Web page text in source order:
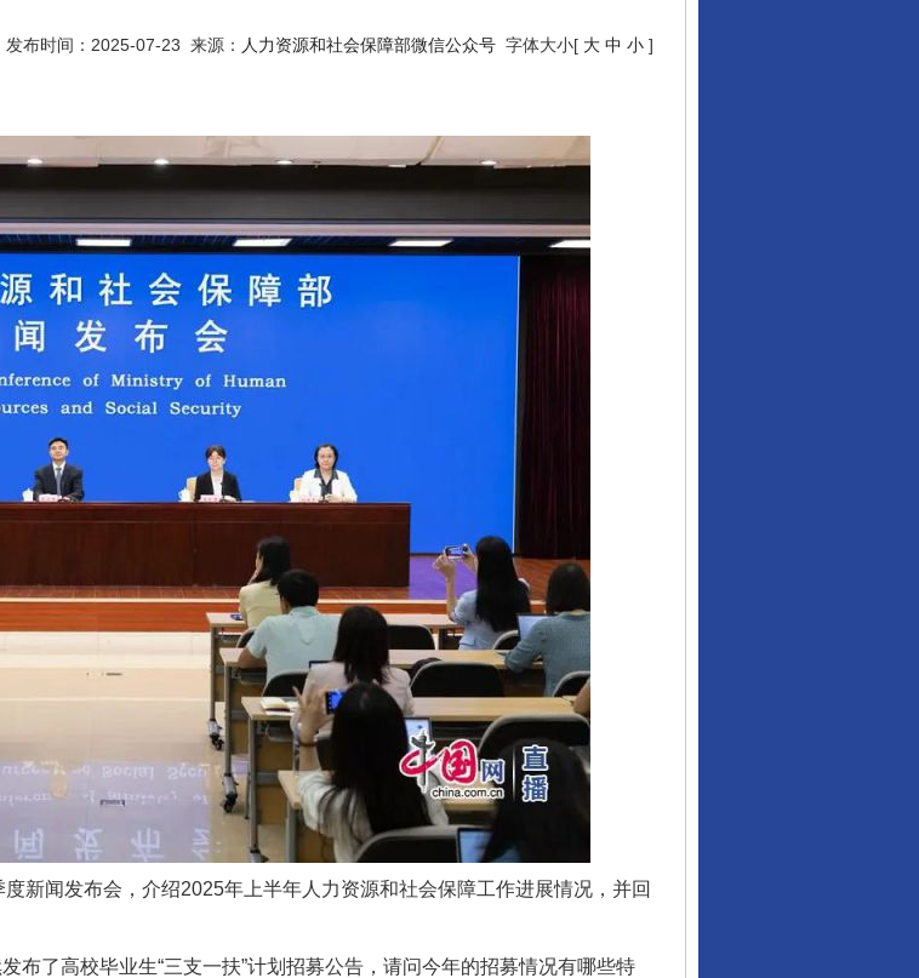
发布时间：2025-07-23 来源： 人力资源和社会保障部微信公众号 字体大小[ 大 中 小 ]
闻发布会，介绍2025年上半年人力资源和社会保障工作进展情况，并回
了高校毕业生“三支一扶”计划招募公告，请问今年的招募情况有哪些特